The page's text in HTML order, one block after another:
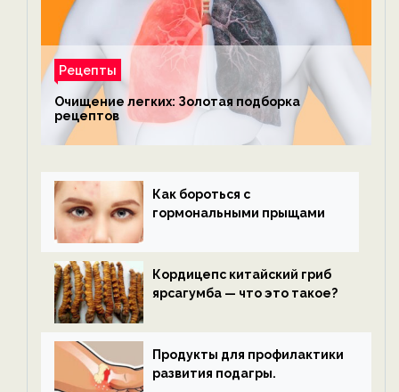
Рецепты
Очищение легких: Золотая подборка
рецептов
Как бороться с
гормональными прыщами
Кордицепс китайский гриб
ярсагумба — что это такое?
Продукты для профилактики
развития подагры.